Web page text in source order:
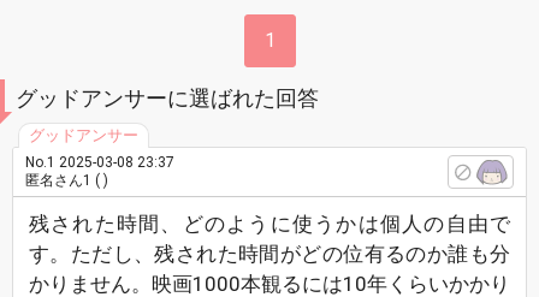
1
グッドアンサーに選ばれた回答
No.1 2025-03-08 23:37
匿名さん1 ( )
残された時間、どのように使うかは個人の自由で
す。ただし、残された時間がどの位有るのか誰も分
かりません。映画1000本観るには10年くらいかかり